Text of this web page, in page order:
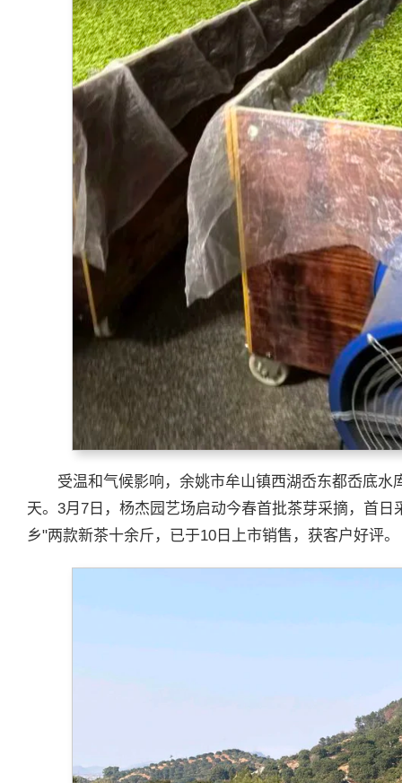
受温和气候影响，余姚市牟山镇西湖岙东都岙底
天。3月7日，杨杰园艺场启动今春首批茶芽采摘，首
乡"两款新茶十余斤，已于10日上市销售，获客户好评。